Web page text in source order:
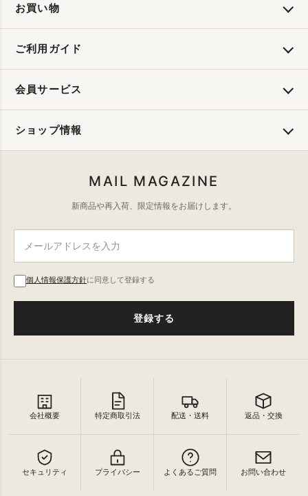
お買い物
ご利用ガイド
会員サービス
ショップ情報
MAIL MAGAZINE
新商品や再入荷、限定情報をお届けします。
個人情報保護方針に同意して登録する
登録する
会社概要 特定商取引法 配送・送料 返品・交換
セキュリティ プライバシー よくあるご質問 お問い合わせ